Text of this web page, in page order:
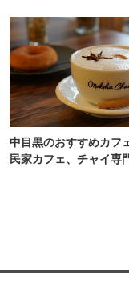
中目黒のおすすめカフ
民家カフェ、チャイ専